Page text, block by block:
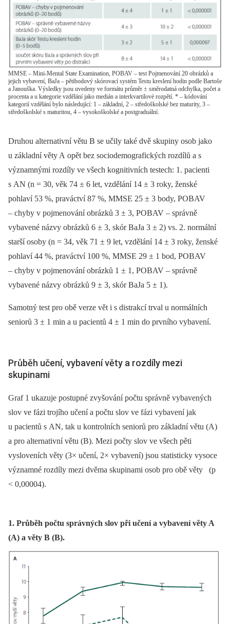
MMSE – Mini-Mental State Examination, POBAV – test Pojmenování 20 obrázků a
jejich vybavení, BaJa – pětibodový skórovací systém Testu kreslení hodin podle Bartoše
a Janouška. Výsledky jsou uvedeny ve formátu průměr ± směrodatná odchylka, počet a
procenta a u kategorie vzdělání jako medián a interkvartilové rozpětí. * – kódování
kategorií vzdělání bylo následující: 1 – základní, 2 – středoškolské bez maturity, 3 –
středoškolské s maturitou, 4 – vysokoškolské a postgraduální.
Druhou alternativní větu B se učily také dvě skupiny osob jako
u základní věty A opět bez sociodemografických rozdílů a s
významnými rozdíly ve všech kognitivních testech: 1. pacienti
s AN (n = 30, věk 74 ± 6 let, vzdělání 14 ± 3 roky, ženské
pohlaví 53 %, praváctví 87 %, MMSE 25 ± 3 body, POBAV
–⁠ chyby v pojmenování obrázků 3 ± 3, POBAV –⁠ správně
vybavené názvy obrázků 6 ± 3, skór BaJa 3 ± 2) vs. 2. normální
starší osoby (n = 34, věk 71 ± 9 let, vzdělání 14 ± 3 roky, ženské
pohlaví 44 %, praváctví 100 %, MMSE 29 ± 1 bod, POBAV
–⁠ chyby v pojmenování obrázků 1 ± 1, POBAV –⁠ správně
vybavené názvy obrázků 9 ± 3, skór BaJa 5 ± 1).
Samotný test pro obě verze vět i s distrakcí trval u normálních
seniorů 3 ± 1 min a u pacientů 4 ± 1 min do prvního vybavení.
Průběh učení, vybavení věty a rozdíly mezi
skupinami
Graf 1 ukazuje postupné zvyšování počtu správně vybavených
slov ve fázi trojího učení a počtu slov ve fázi vybavení jak
u pacientů s AN, tak u kontrolních seniorů pro základní větu (A)
a pro alternativní větu (B). Mezi počty slov ve všech pěti
vysloveních věty (3× učení, 2× vybavení) jsou statisticky vysoce
významné rozdíly mezi dvěma skupinami osob pro obě věty (p
< 0,00004).
1. Průběh počtu správných slov při učení a vybavení věty A
(A) a věty B (B).